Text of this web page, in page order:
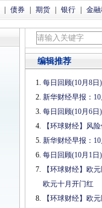
债券 期货 银行 金
编辑推荐
每日回顾(10月8
新华财经早报：10
每日回顾(10月6
【环球财经】风
新华财经早报：10
每日回顾(10月1
【环球财经】欧
欧元十月开门红
【环球财经】欧